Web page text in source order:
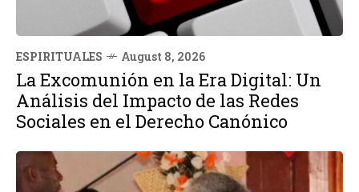
ESPIRITUALES August 8, 2026
La Excomunión en la Era Digital: Un
Análisis del Impacto de las Redes
Sociales en el Derecho Canónico